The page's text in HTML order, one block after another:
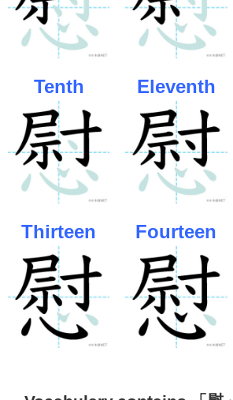
Tenth Eleventh
Thirteen Fourteen